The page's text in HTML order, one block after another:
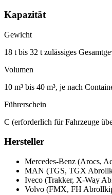
Kapazität
Gewicht
18 t bis 32 t zulässiges
Volumen
10 m³ bis 40 m³, je nach
Führerschein
C (erforderlich für Fahrzeuge
Hersteller
Mercedes-Benz (Arocs,
MAN (TGS, TGX
Iveco (Trakker, X-Way
Volvo (FMX, FH